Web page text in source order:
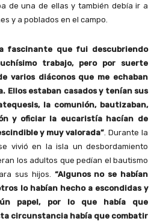
de una de ellas y también debía ir a
y a poblados en el campo.
fascinante que fui descubriendo
trabajo, pero por suerte
varios diáconos que me echaban
Ellos estaban casados y tenían sus
la comunión, bautizaban,
y oficiar la eucaristía hacían de
y muy valorada”. Durante la
vivió en la isla un desbordamiento
los adultos que pedían el bautismo
sus hijos. “Algunos no se habían
lo habían hecho a escondidas y
papel, por lo que había que
circunstancia había que combatir